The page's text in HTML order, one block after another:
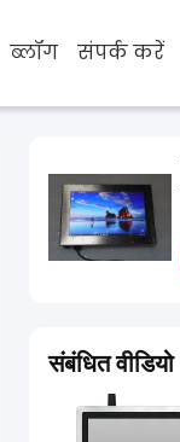
ब्लॉग संपर्क करें
संबंधित वीडियो